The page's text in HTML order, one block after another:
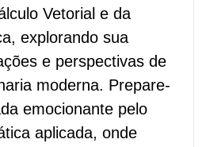
Vetorial e da
explorando sua
e perspectivas de
moderna. Prepare-
emocionante pelo
aplicada, onde